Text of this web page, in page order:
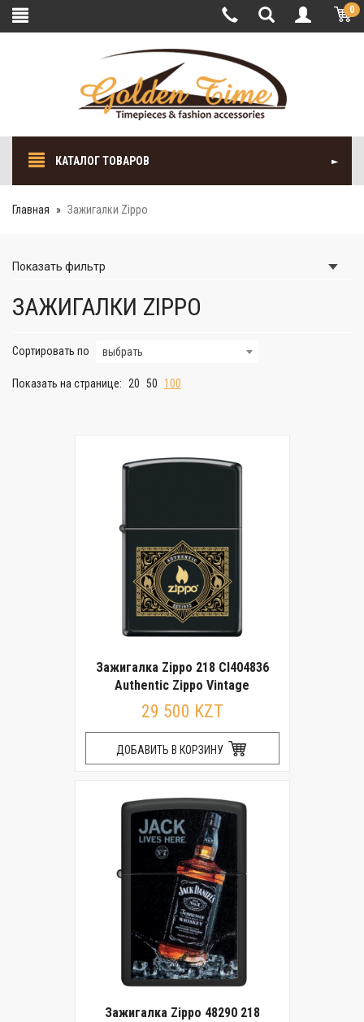
0
КАТАЛОГ ТОВАРОВ
Главная Зажигалки Zippo
Показать фильтр
ЗАЖИГАЛКИ ZIPPO
Сортировать по выбрать
Показать на странице: 20 50 100
Зажигалка Zippo 218 CI404836
Authentic Zippo Vintage
29 500 KZT
ДОБАВИТЬ В КОРЗИНУ
Зажигалка Zippo 48290 218